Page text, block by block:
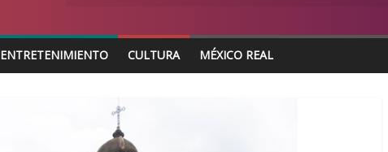
ENTRETENIMIENTO CULTURA MÉXICO REAL